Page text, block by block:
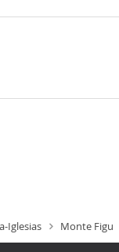
Iglesias Monte Figu